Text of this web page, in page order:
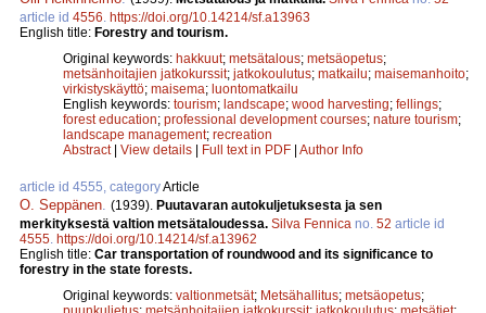
article id 4556 https://doi.org/10.14214/sf.a13963
English title: Forestry and tourism.
Original keywords: hakkuut; metsätalous; metsäopetus;
metsänhoitajien jatkokurssit; jatkokoulutus; matkailu; maisemanhoito;
virkistyskäyttö; maisema; luontomatkailu
English keywords: tourism; landscape; wood harvesting; fellings;
forest education; professional development courses; nature tourism;
landscape management; recreation
Abstract| View details | Full text in PDF | Author Info
article id 4555, categoryArticle
O. Seppänen (1939). Puutavaran autokuljetuksesta ja sen
merkityksestä valtion metsätaloudessa. Silva Fennica no. 52 article id
4555 https://doi.org/10.14214/sf.a13962
English title: Car transportation of roundwood and its significance to
forestry in the state forests.
Original keywords: valtionmetsät; Metsähallitus; metsäopetus;